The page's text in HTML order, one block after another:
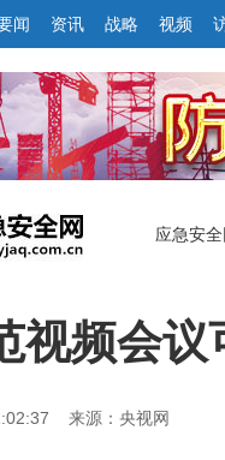
闻 资讯 战略 视频
应急安全
视频会议
来源：央视网